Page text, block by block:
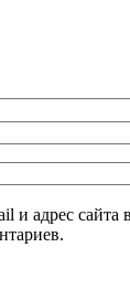
и адрес сайта